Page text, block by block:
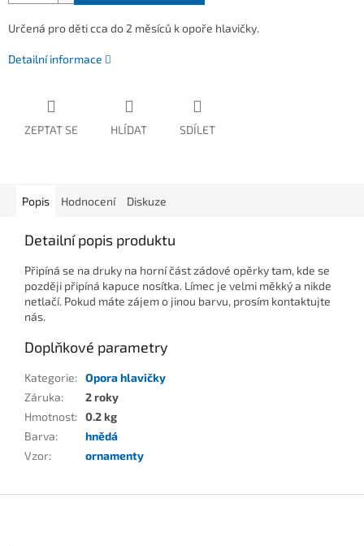
Určená pro děti cca do 2 měsíců k opoře hlavičky.
Detailní informace
ZEPTAT SE HLÍDAT SDÍLET
Popis Hodnocení Diskuze
Detailní popis produktu
Připíná se na druky na horní část zádové opěrky tam, kde se
později připíná kapuce nosítka. Límec je velmi měkký a nikde
netlačí. Pokud máte zájem o jinou barvu, prosím kontaktujte
nás.
Doplňkové parametry
Kategorie: Opora hlavičky
Záruka:
2 roky
Hmotnost: 0.2 kg
Barva:
hnědá
Vzor: ornamenty